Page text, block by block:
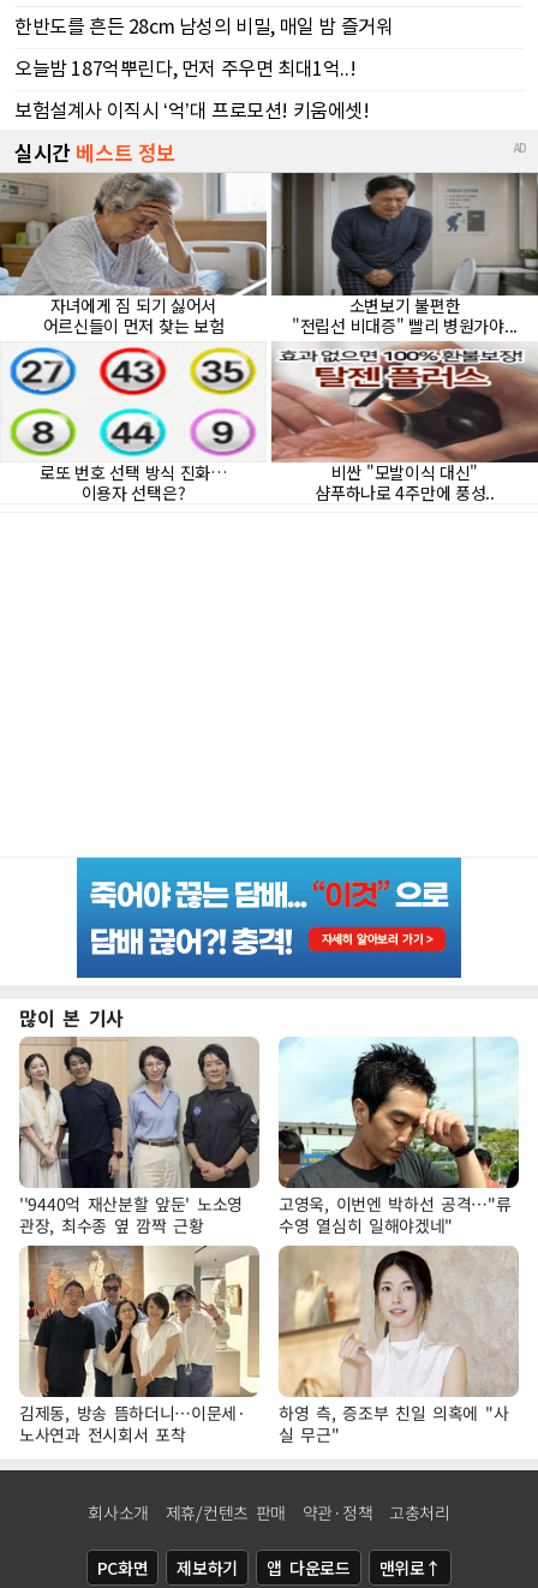
많이 본 기사
''9440억 재산분할 앞둔' 노소영
관장, 최수종 옆 깜짝 근황
고영욱, 이번엔 박하선 공격…"류
수영 열심히 일해야겠네"
김제동, 방송 뜸하더니…이문세·
노사연과 전시회서 포착
하영 측, 증조부 친일 의혹에 "사
실 무근"
회사소개 제휴/컨텐츠 판매 약관·정책 고충처리
PC화면 제보하기 앱 다운로드 맨위로↑